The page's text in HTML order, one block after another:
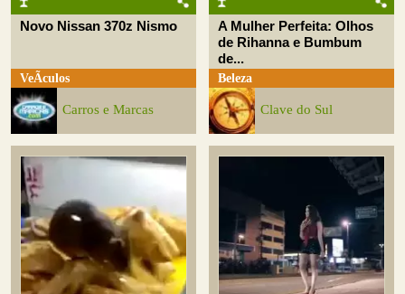
Novo Nissan 370z Nismo
VeÃ­culos
Carros e Marcas
A Mulher Perfeita: Olhos
de Rihanna e Bumbum
de...
Beleza
Clave do Sul